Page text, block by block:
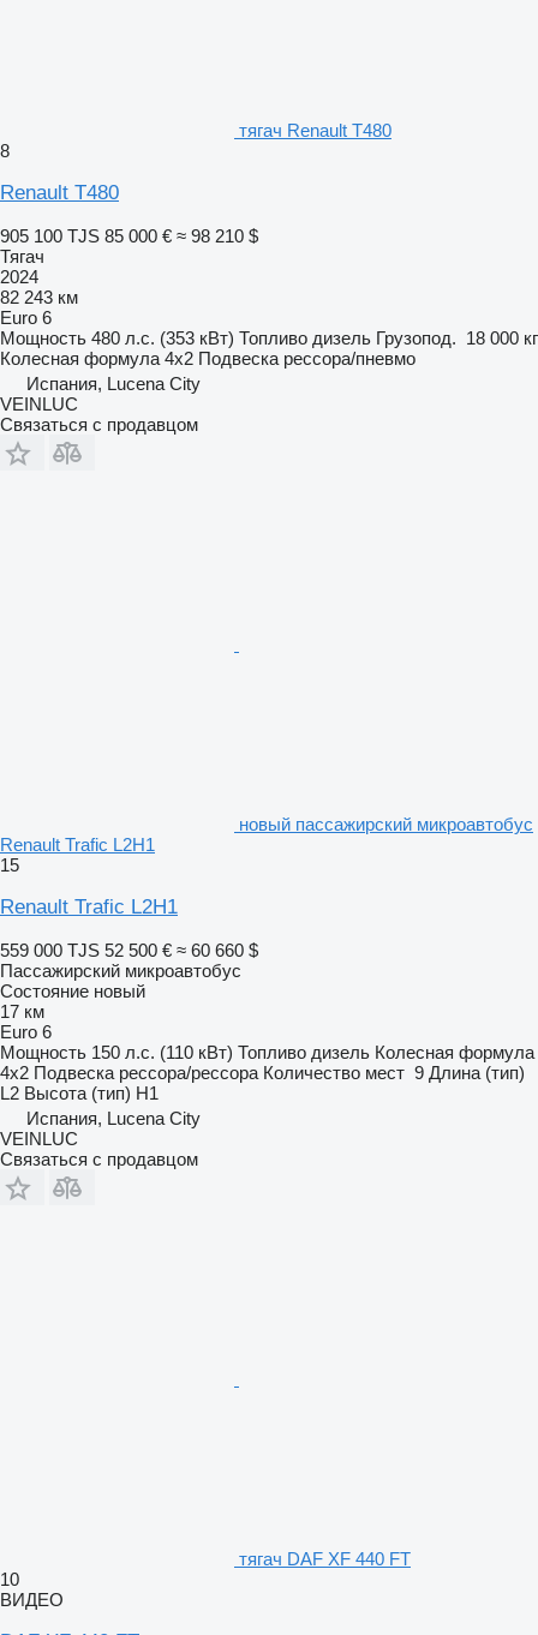
тягач Renault T480
8
Renault T480
905 100 TJS 85 000 € ≈ 98 210 $
Тягач
2024
82 243 км
Euro 6
Мощность 480 л.с. (353 кВт) Топливо дизель Грузопод. 18 000 кг
Колесная формула 4x2 Подвеска рессора/пневмо
Испания, Lucena City
VEINLUC
Связаться с продавцом
новый пассажирский микроавтобус
Renault Trafic L2H1
15
Renault Trafic L2H1
559 000 TJS 52 500 € ≈ 60 660 $
Пассажирский микроавтобус
Состояние новый
17 км
Euro 6
Мощность 150 л.с. (110 кВт) Топливо дизель Колесная формула
4x2 Подвеска рессора/рессора Количество мест 9 Длина (тип)
L2 Высота (тип) H1
Испания, Lucena City
VEINLUC
Связаться с продавцом
тягач DAF XF 440 FT
10
ВИДЕО